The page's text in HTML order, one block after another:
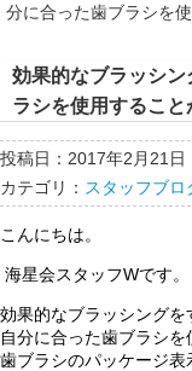
分に合った歯ブラシを
効果的なブラッシ
ラシを使用すること
投稿日：2017年2月21日
カテゴリ： スタッフブロ
こんにちは。
海星会スタッフWです。
効果的なブラッシングを
自分に合った歯ブラシを
歯ブラシのパッケージ表